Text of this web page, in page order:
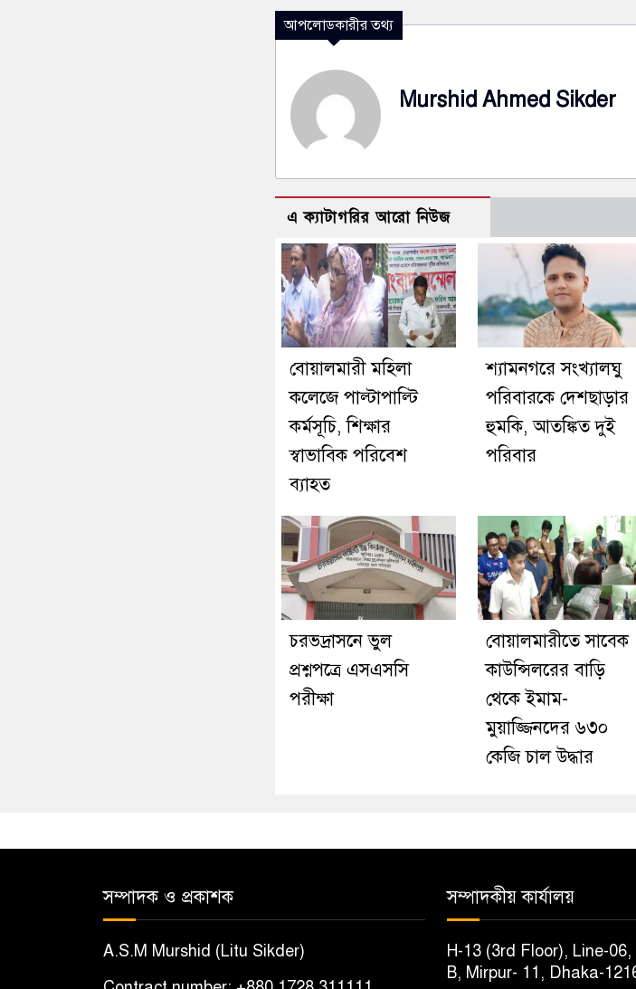
আপলোডকারীর তথ্য
Murshid Ahmed Sikder
এ ক্যাটাগরির আরো নিউজ
বোয়ালমারী মহিলা
কলেজে পাল্টাপাল্টি
কর্মসূচি, শিক্ষার
স্বাভাবিক পরিবেশ
ব্যাহত
শ্যামনগরে সংখ্যালঘু
পরিবারকে দেশছাড়ার
হুমকি, আতঙ্কিত দুই
পরিবার
চরভদ্রাসনে ভুল
প্রশ্নপত্রে এসএসসি
পরীক্ষা
বোয়ালমারীতে সাবেক
কাউন্সিলরের বাড়ি
থেকে ইমাম-
মুয়াজ্জিনদের ৬৩০
কেজি চাল উদ্ধার
সম্পাদক ও প্রকাশক
A.S.M Murshid (Litu Sikder)
সম্পাদকীয় কার্যালয়
H-13 (3rd Floor), Line-
B, Mirpur- 11, Dhaka-